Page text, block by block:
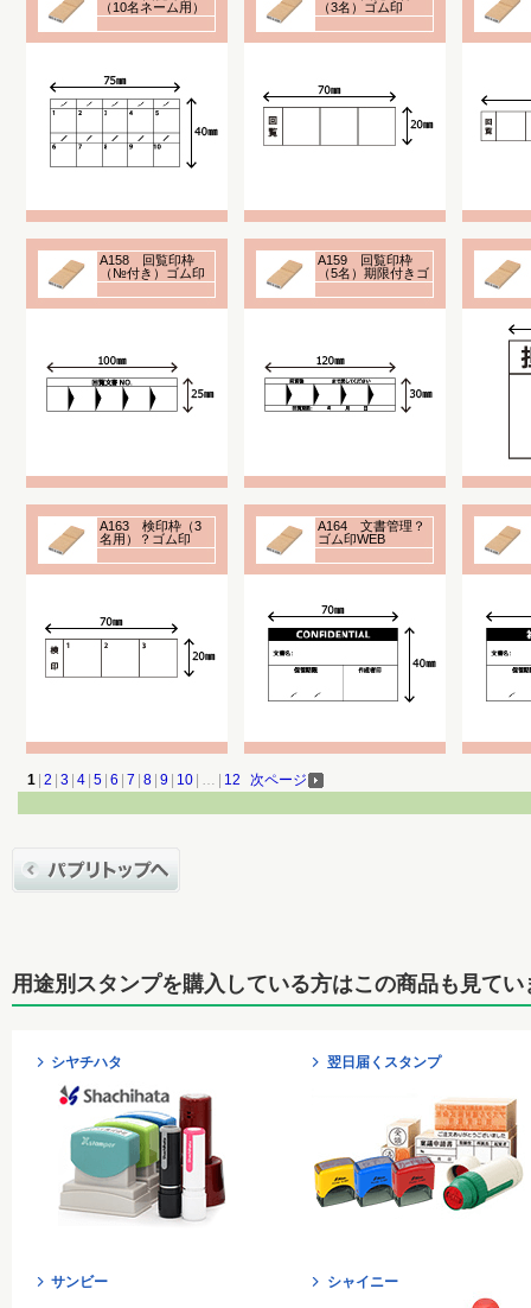
（10名ネーム用）
ゴム印
（3名）ゴム印
A158 回覧印枠
（№付き）ゴム印
A159 回覧印枠
（5名）期限付きゴ
ム印
A163 検印枠（3
名用）？ゴム印
WEB
A164 文書管理？
ゴム印WEB
1 2 3 4 5 6 7 8 9 10 … 12 次ページ
用途別スタンプを購入している方はこの商品も見てい
シヤチハタ 翌日届くスタンプ
サンビー シャイニー